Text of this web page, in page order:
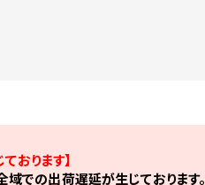
おります】
での出荷遅延が生じております。